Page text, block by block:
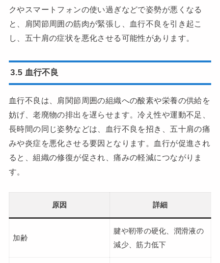
クやスマートフォンの使い過ぎなどで姿勢が悪くなる
と、肩関節周囲の筋肉が緊張し、血行不良を引き起こ
し、五十肩の症状を悪化させる可能性があります。
3.5 血行不良
血行不良は、肩関節周囲の組織への酸素や栄養の供給を
妨げ、老廃物の排出を遅らせます。冷え性や運動不足、
長時間の同じ姿勢などは、血行不良を招き、五十肩の痛
みや炎症を悪化させる要因となります。血行が促進され
ると、組織の修復が促され、痛みの軽減につながりま
す。
原因 詳細
加齢
腱や靭帯の硬化、潤滑液の
減少、筋力低下